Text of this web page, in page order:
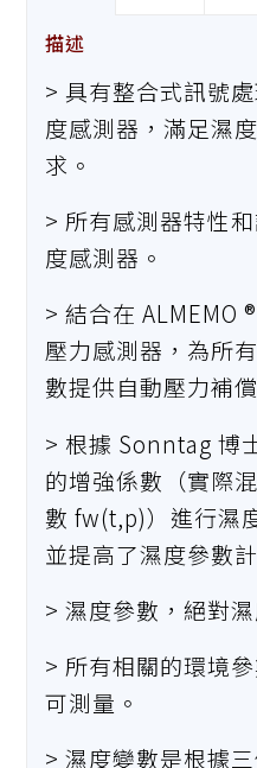
描述
> 具有整合式訊號
度感測器，滿足濕
求。
> 所有感測器特性
度感測器。
> 結合在 ALMEMO
壓力感測器，為所
數提供自動壓力補償
> 根據 Sonntag 博
的增強係數（實際
數 fw(t,p)）進行濕
並提高了濕度參數
> 濕度參數，絕對
> 所有相關的環境
可測量。
> 濕度變數是根據